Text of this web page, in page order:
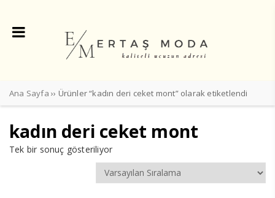
Ana Sayfa ›› Ürünler “kadın deri ceket mont” olarak etiketlendi
kadın deri ceket mont
Tek bir sonuç gösteriliyor